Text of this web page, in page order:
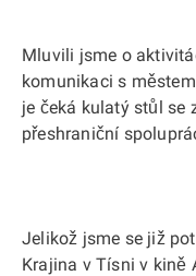
Mluvili jsme o
komunikaci s
je čeká kulatý stůl se
přeshraniční
Jelikož jsme se již
Krajina v Tísni v kině